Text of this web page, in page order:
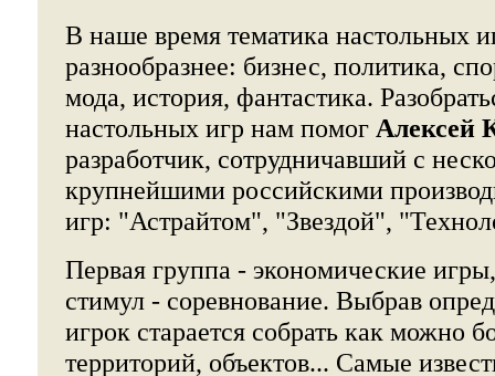
В наше время тематика настольных
разнообразнее: бизнес, политика,
мода, история, фантастика.
настольных игр нам помог Алексей
разработчик, сотрудничавший с
крупнейшими российскими
игр: "Астрайтом", "Звездой",
Первая группа - экономические
стимул - соревнование. Выбрав
игрок старается собрать как можно
территорий, объектов... Самые